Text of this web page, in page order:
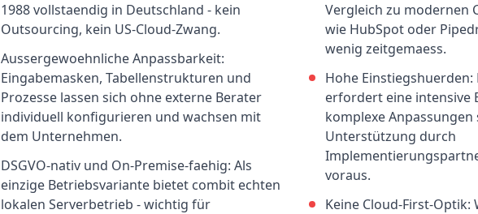
1988 vollstaendig in Deutschland - kein
Outsourcing, kein US-Cloud-Zwang.
Aussergewoehnliche Anpassbarkeit:
Eingabemasken, Tabellenstrukturen und
Prozesse lassen sich ohne externe Berater
individuell konfigurieren und wachsen mit
dem Unternehmen.
DSGVO-nativ und On-Premise-faehig: Als
einzige Betriebsvariante bietet combit echten
lokalen Serverbetrieb - wichtig für
Vergleich zu modernen
wie HubSpot oder
wenig zeitgemaess.
Hohe Einstiegshuerden:
erfordert eine intensive
komplexe
Unterstützung durch
voraus.
Keine Cloud-First-Optik: